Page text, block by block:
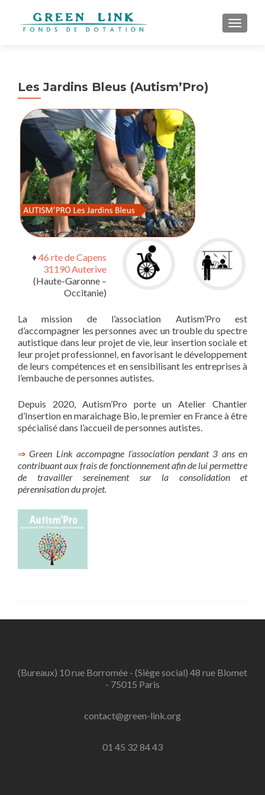
Les Jardins Bleus (Autism’Pro)
♦46 rte de Capens
31190 Auterive
(Haute-Garonne –
Occitanie)
La mission de l’association Autism’Pro est
d’accompagner les personnes avec un trouble du spectre
autistique dans leur projet de vie, leur insertion sociale et
leur projet professionnel, en favorisant le développement
de leurs compétences et en sensibilisant les entreprises à
l’embauche de personnes autistes.
Depuis 2020, Autism’Pro porte un Atelier Chantier
d’Insertion en maraichage Bio, le premier en France à être
spécialisé dans l’accueil de personnes autistes.
⇒ Green Link accompagne l’association pendant 3 ans en
contribuant aux frais de fonctionnement afin de lui permettre
de travailler sereinement sur la consolidation et
pérennisation du projet.
(Bureaux) 10 rue Borromée - (Siège social) 48 rue Blomet
- 75015 Paris
contact@green-link.org
01 45 32 84 43